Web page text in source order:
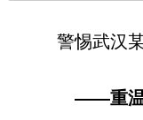
警惕武汉
——重温